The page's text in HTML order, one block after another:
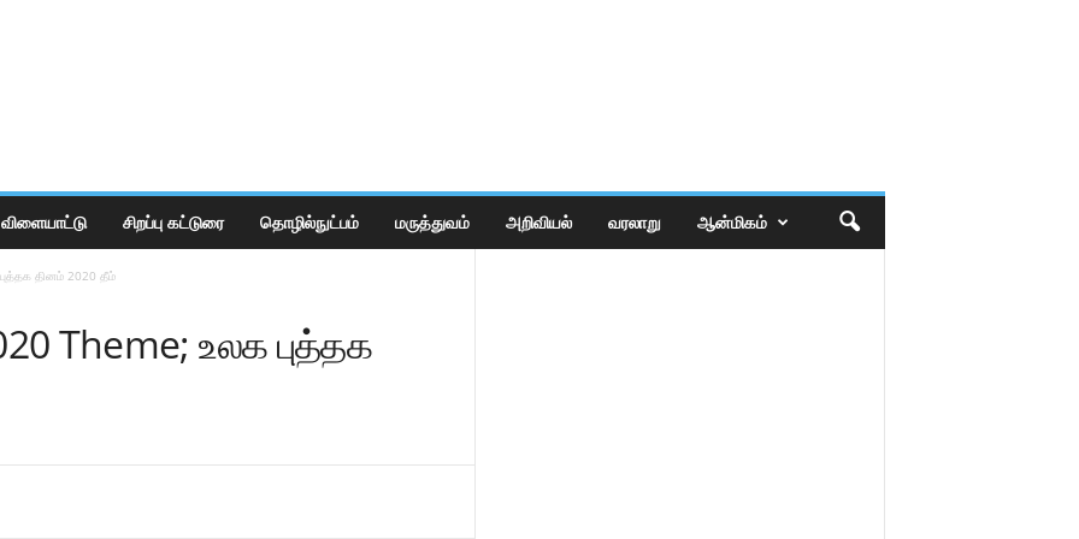
விளையாட்டு சிறப்பு கட்டுரை தொழில்நுட்பம் மருத்துவம் அறிவியல் வரலாறு ஆன்மிகம்
தினம் 2020 தீம்
Theme; உலக புத்தக